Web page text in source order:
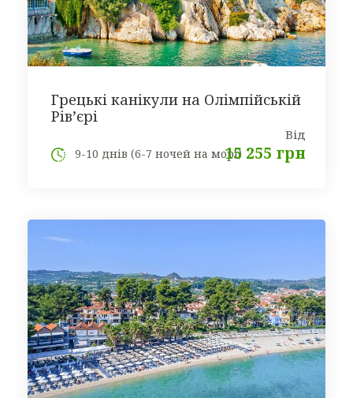
Грецькі канікули на Олімпійській
Рів’єрі
Від
15 255 грн
9-10 днів (6-7 ночей на морі)